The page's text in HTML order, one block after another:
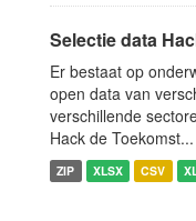
Selectie data
Er bestaat op
open data van
verschillende
Hack de Toekomst...
ZIP XLSX CSV